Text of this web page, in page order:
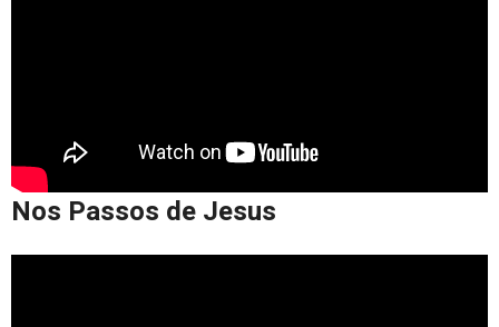
Nos Passos de Jesus